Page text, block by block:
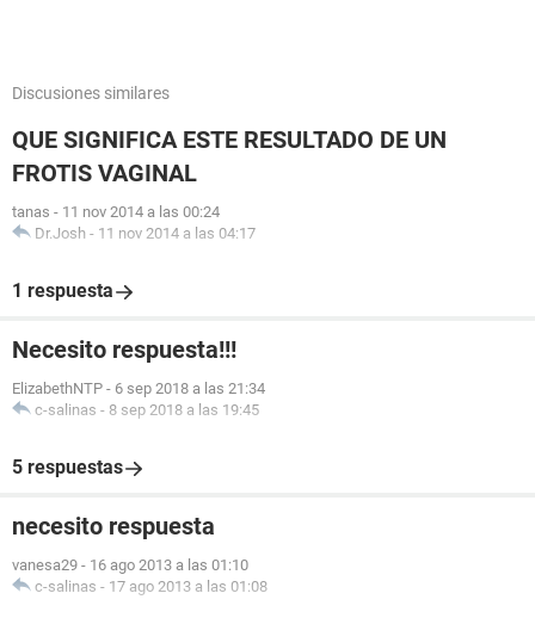
Discusiones similares
QUE SIGNIFICA ESTE RESULTADO DE UN
FROTIS VAGINAL
tanas - 11 nov 2014 a las 00:24
Dr.Josh - 11 nov 2014 a las 04:17
1 respuesta
Necesito respuesta!!!
ElizabethNTP - 6 sep 2018 a las 21:34
c-salinas - 8 sep 2018 a las 19:45
5 respuestas
necesito respuesta
vanesa29 - 16 ago 2013 a las 01:10
c-salinas - 17 ago 2013 a las 01:08